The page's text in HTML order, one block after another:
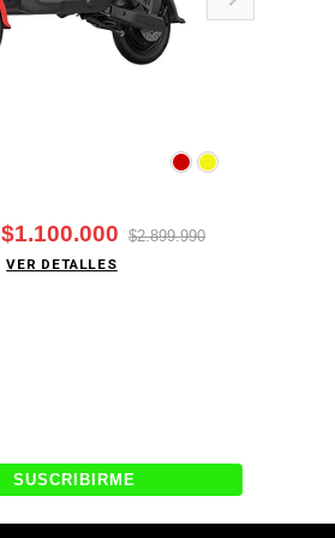
$1.100.000 $2.899.990
VER DETALLES